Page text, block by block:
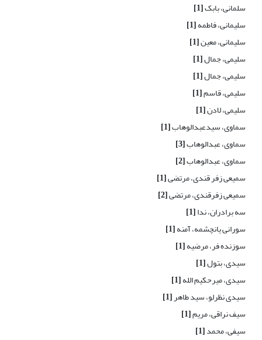
سلمانی، بابک[1]
سلیمانی، فاطمه[1]
سلیمانی، معین[1]
سلیمی، جمال[1]
سلیمی، جمال[1]
سلیمی، قاسم[1]
سلیمی، لادن[1]
سماوی، سیدعبدالوهاب[1]
سماوی، عبدالوهاب[3]
سماوی، عبدالوهاب[2]
سمیعی زفر قندی، مرتضی[1]
سمیعی زفرقندی، مرتضی[2]
سه برادران، ندا[1]
سورانی یانچشمه، آمنه[1]
سوزنده فر، مرضیه[1]
سیدی، بتول[1]
سیدی، میرحکیم الله[1]
سیدی نظرلو، سید طاهر[1]
سیف نراقی، مریم[1]
سیفی، محمد[1]